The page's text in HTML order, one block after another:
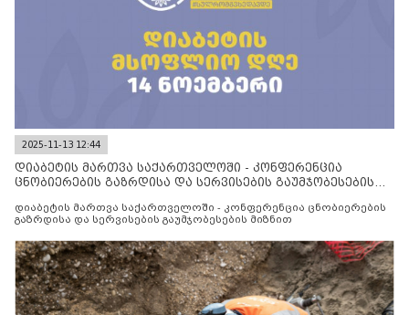
2025-11-13 12:44
დიაბეტის მართვა საქართველოში - კონფერენცია
ცნობიერების გაზრდისა და სერვისების გაუმჯობესების
დიაბეტის მართვა საქართველოში - კონფერენცია ცნობიერების
გაზრდისა და სერვისების გაუმჯობესების მიზნით